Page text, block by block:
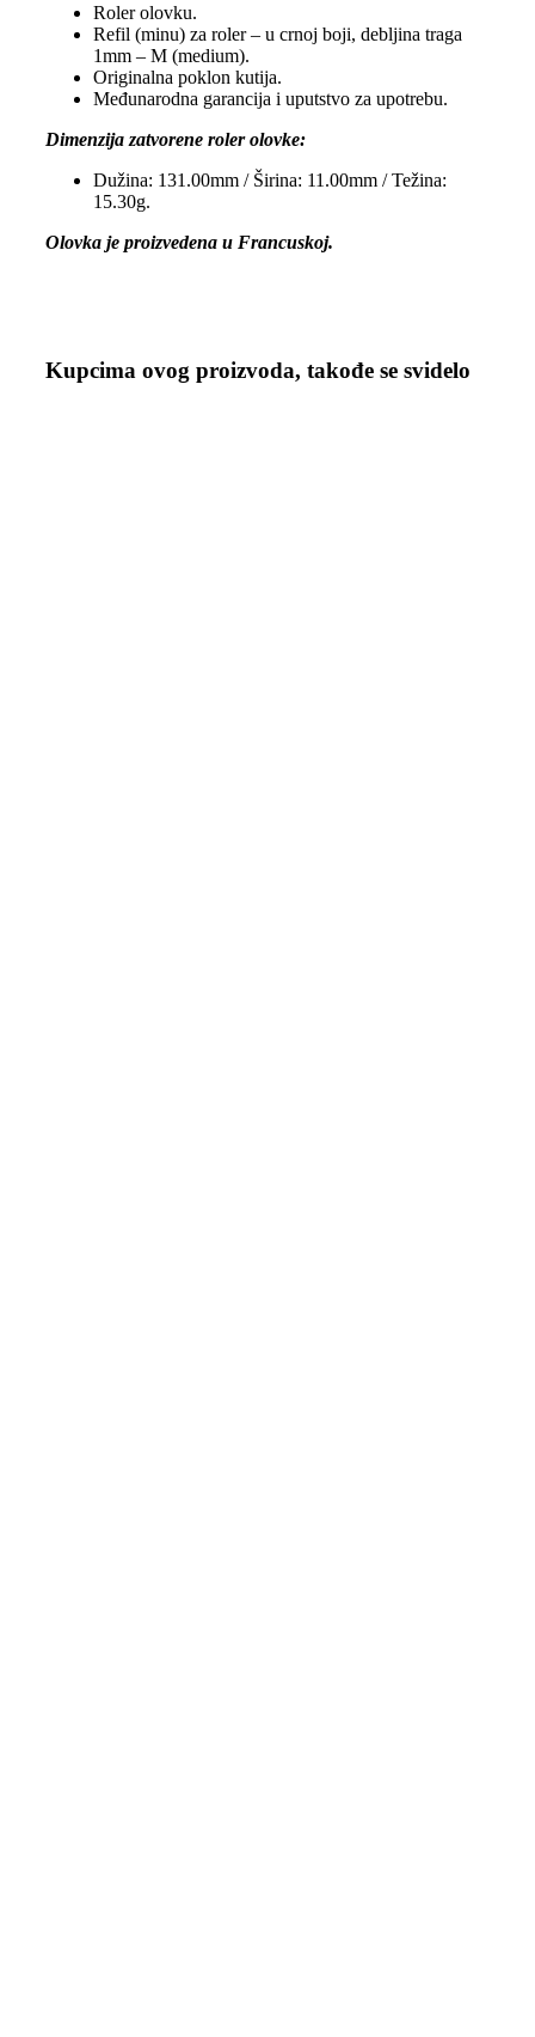
Roler olovku.
Refil (minu) za roler – u crnoj boji, debljina traga
1mm – M (medium).
Originalna poklon kutija.
Međunarodna garancija i uputstvo za upotrebu.
Dimenzija zatvorene roler olovke:
Dužina: 131.00mm / Širina: 11.00mm / Težina:
15.30g.
Olovka je proizvedena u Francuskoj.
Kupcima ovog proizvoda, takođe se svidelo